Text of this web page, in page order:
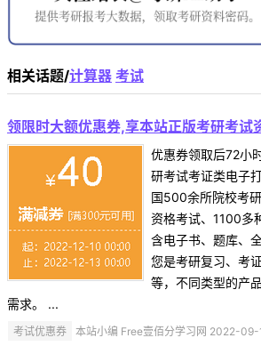
相关话题/计算器 考试
领限时大额优惠券,享本站正版考研考试
优惠券领取后72小
研考试考证类电子
国500余所院校考
资格考试、1100多
含电子书、题库、
您是考研复习、考
等，不同类型的产
需求。 ...
考试优惠券 本站小编 Free壹佰分学习网 2022-09-